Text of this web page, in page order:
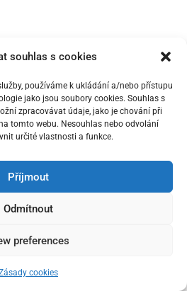
souhlas s cookies
používáme k ukládání a/nebo přístupu
jako jsou soubory cookies. Souhlas s
zpracovávat údaje, jako je chování při
tomto webu. Nesouhlas nebo odvolání
určité vlastnosti a funkce.
Příjmout
Odmítnout
preferences
cookies